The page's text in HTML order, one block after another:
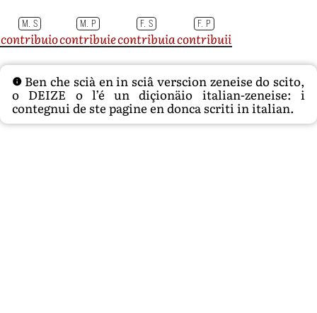
M. S M. P F. S F. P
contribuiocontribuiecontribuiacontribuii
Ben che scià en in sciâ verscion zeneise do scito,
o DEIZE o l’é un diçionäio italian-zeneise: i
contegnui de ste pagine en donca scriti in italian.